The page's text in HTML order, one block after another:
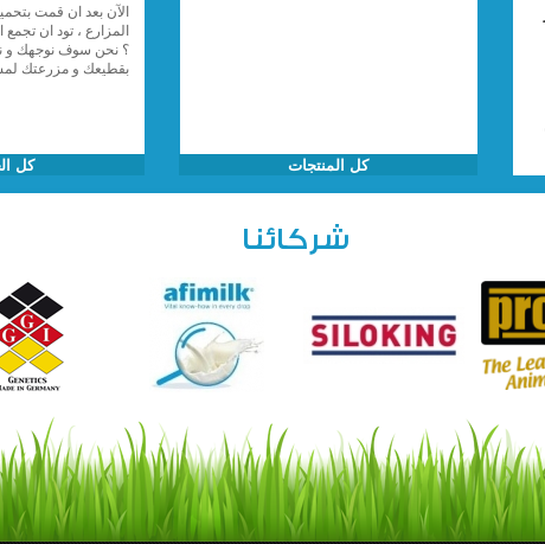
كل المنتجات
الآن بعد ان قمت
المزارع ، تود ان
؟ نحن سوف نوجهك و
بقطيعك و مزرعتك
كل
شركائنا